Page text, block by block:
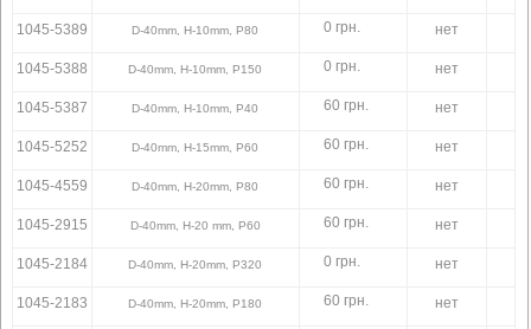
1045-5389 D-40mm, H-10mm, P80 0 грн. нет
1045-5388 D-40mm, H-10mm, P150 0 грн. нет
1045-5387 D-40mm, H-10mm, P40 60 грн. нет
1045-5252 D-40mm, H-15mm, P60 60 грн. нет
1045-4559 D-40mm, H-20mm, P80 60 грн. нет
1045-2915 D-40mm, H-20 mm, P60 60 грн. нет
1045-2184 D-40mm, H-20mm, P320 0 грн. нет
1045-2183 D-40mm, H-20mm, P180 60 грн. нет